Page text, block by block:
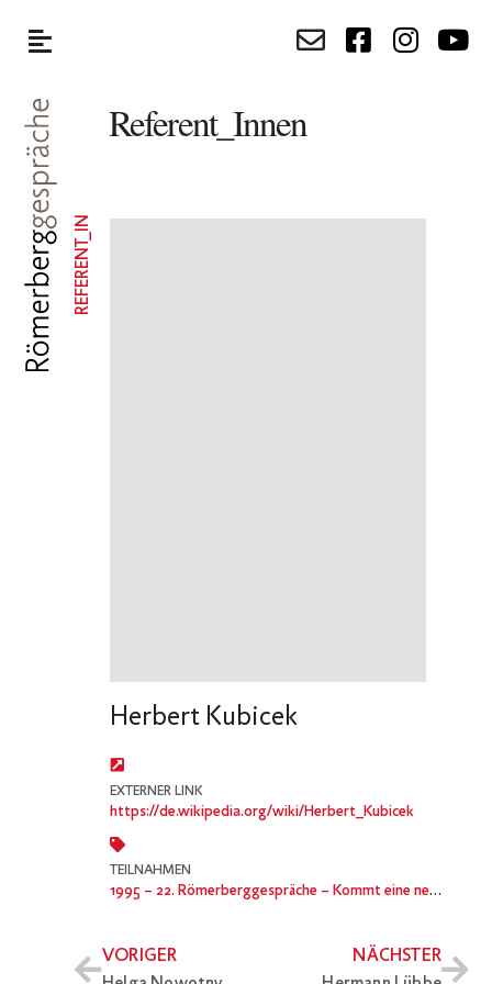
Referent_Innen
REFERENT_IN
Herbert Kubicek
EXTERNER LINK
https://de.wikipedia.org/wiki/Herbert_Kubicek
TEILNAHMEN
1995 – 22. Römerberggespräche – Kommt eine neue Kultur? Auf der Suche nach Wirklichkeit im Medienzeitalter
VORIGER
NÄCHSTER